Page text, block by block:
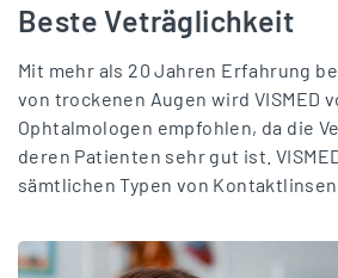
Beste Veträglichkeit
Mit mehr als 20 Jahren Erfahrung
von trockenen Augen wird VISMED
Ophtalmologen empfohlen, da die
deren Patienten sehr gut ist.
sämtlichen Typen von